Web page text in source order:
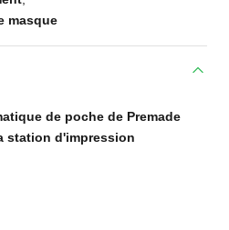
masque
de poche de Premade
station d'impression